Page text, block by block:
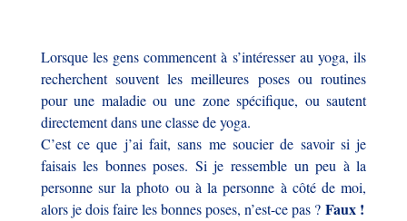
Lorsque les gens commencent à s’intéresser au yoga, ils
recherchent souvent les meilleures poses ou routines
pour une maladie ou une zone spécifique, ou sautent
directement dans une classe de yoga.
C’est ce que j’ai fait, sans me soucier de savoir si je
faisais les bonnes poses. Si je ressemble un peu à la
personne sur la photo ou à la personne à côté de moi,
alors je dois faire les bonnes poses, n’est-ce pas ? Faux !